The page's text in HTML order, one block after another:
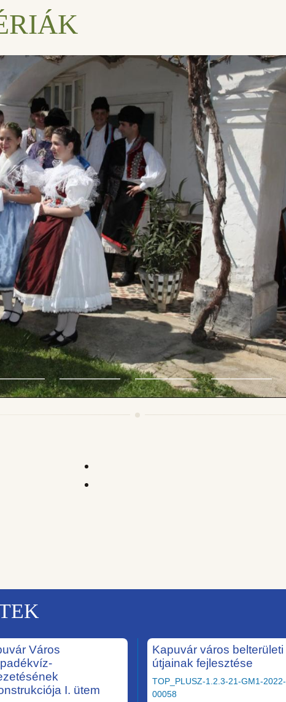
Város
I. ütem
Kapuvár város belterületi
útjainak fejlesztése
TOP_PLUSZ-1.2.3-21-GM1-2022-
00058